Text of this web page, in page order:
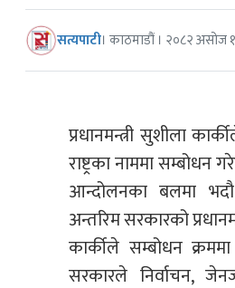
सत्यपाटी। काठमाडौं । २०८२ असोज
प्रधानमन्त्री सुशीला
राष्ट्रका नाममा
आन्दोलनका बलमा
अन्तरिम सरकारको
कार्कीले सम्बोधन
सरकारले निर्वाचन,